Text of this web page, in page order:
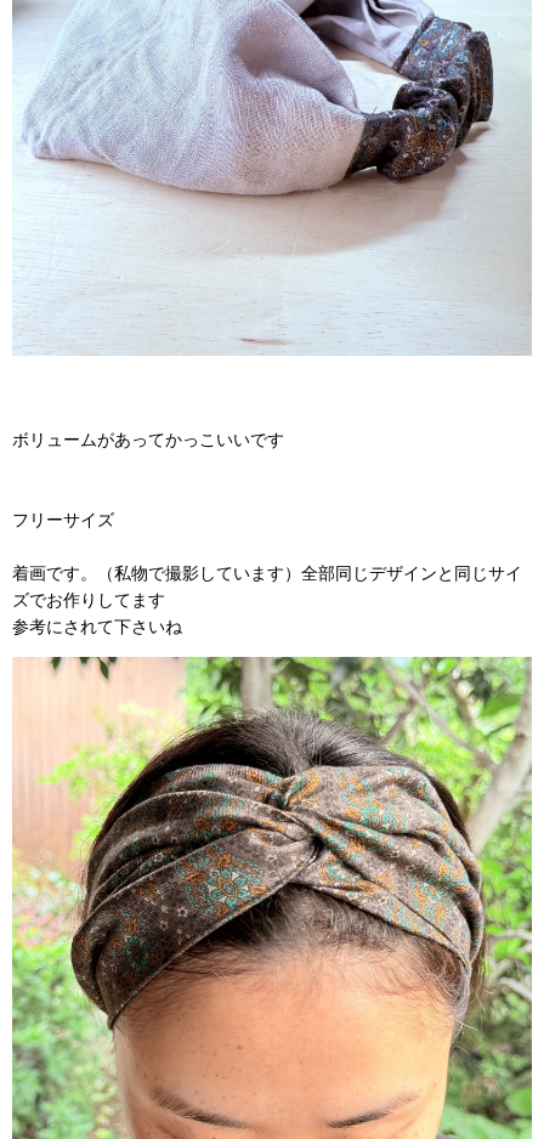
ボリュームがあってかっこいいです
フリーサイズ
着画です。（私物で撮影しています）全部同じデザインと同じサイ
ズでお作りしてます
参考にされて下さいね